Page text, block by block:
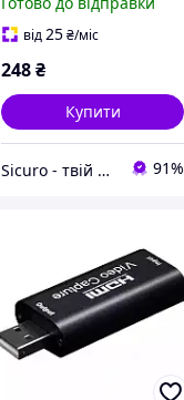
від25₴/міс
248₴
Купити
Sicuro - твій всесвіт комфорту та безпеки 91%